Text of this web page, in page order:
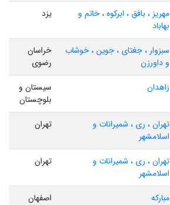
مهریز ، بافق ، ابرکوه ، خاتم و
بهاباد
یزد
سبزوار ، جغتای ، جوین ، خوشاب
و داورزن
خراسان
رضوی
زاهدان
سیستان و
بلوچستان
تهران ، ری ، شمیرانات و
اسلامشهر
تهران
تهران ، ری ، شمیرانات و
اسلامشهر
تهران
مبارکه
اصفهان